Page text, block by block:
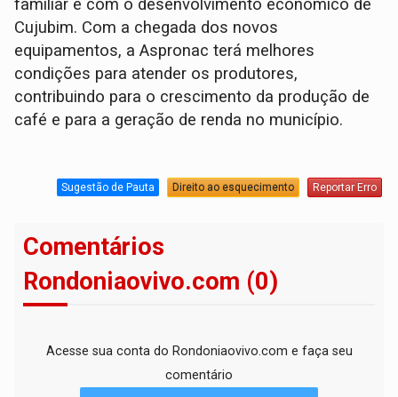
familiar e com o desenvolvimento econômico de
Cujubim. Com a chegada dos novos
equipamentos, a Aspronac terá melhores
condições para atender os produtores,
contribuindo para o crescimento da produção de
café e para a geração de renda no município.
Sugestão de Pauta Direito ao esquecimento Reportar Erro
Comentários
Rondoniaovivo.com (0)
Acesse sua conta do Rondoniaovivo.com e faça seu
comentário